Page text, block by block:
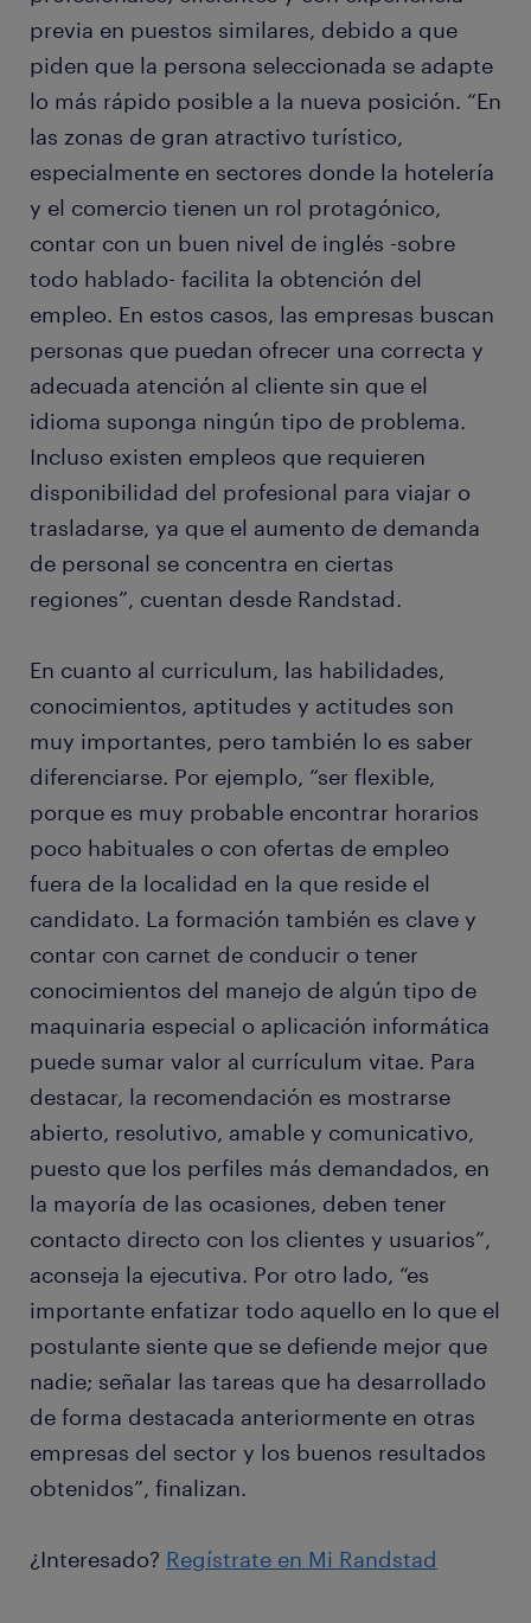
previa en puestos similares, debido a que
piden que la persona seleccionada se adapte
lo más rápido posible a la nueva posición. “En
las zonas de gran atractivo turístico,
especialmente en sectores donde la hotelería
y el comercio tienen un rol protagónico,
contar con un buen nivel de inglés -sobre
todo hablado- facilita la obtención del
empleo. En estos casos, las empresas buscan
personas que puedan ofrecer una correcta y
adecuada atención al cliente sin que el
idioma suponga ningún tipo de problema.
Incluso existen empleos que requieren
disponibilidad del profesional para viajar o
trasladarse, ya que el aumento de demanda
de personal se concentra en ciertas
regiones”, cuentan desde Randstad.
En cuanto al curriculum, las habilidades,
conocimientos, aptitudes y actitudes son
muy importantes, pero también lo es saber
diferenciarse. Por ejemplo, “ser flexible,
porque es muy probable encontrar horarios
poco habituales o con ofertas de empleo
fuera de la localidad en la que reside el
candidato. La formación también es clave y
contar con carnet de conducir o tener
conocimientos del manejo de algún tipo de
maquinaria especial o aplicación informática
puede sumar valor al currículum vitae. Para
destacar, la recomendación es mostrarse
abierto, resolutivo, amable y comunicativo,
puesto que los perfiles más demandados, en
la mayoría de las ocasiones, deben tener
contacto directo con los clientes y usuarios”,
aconseja la ejecutiva. Por otro lado, “es
importante enfatizar todo aquello en lo que el
postulante siente que se defiende mejor que
nadie; señalar las tareas que ha desarrollado
de forma destacada anteriormente en otras
empresas del sector y los buenos resultados
obtenidos”, finalizan.
¿Interesado? Regístrate en Mi Randstad